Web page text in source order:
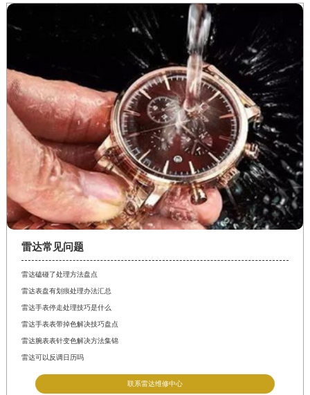
雷达常见问题
雷达磕碰了处理方法盘点
雷达表盘有划痕处理办法汇总
雷达手表停走处理技巧是什么
雷达手表表带掉色解决技巧盘点
雷达腕表表针变色解决方法集锦
雷达可以反调日历吗
联系雷达维修中心